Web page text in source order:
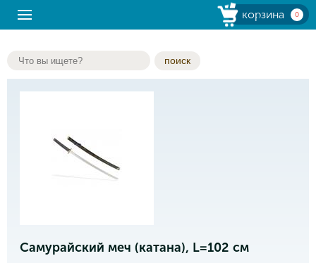
корзина 0
поиск
Самурайский меч (катана), L=102 см